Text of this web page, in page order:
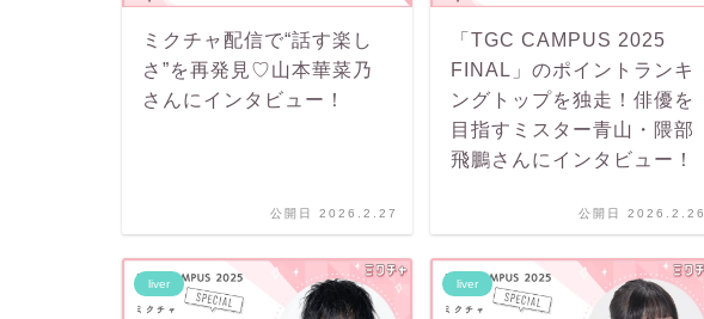
ミクチャ配信で“話す楽し
さ”を再発見♡山本華菜乃
さんにインタビュー！
公開日 2026.2.27
「TGC CAMPUS 2025
FINAL」のポイントランキ
ングトップを独走！俳優を
目指すミスター青山・隈部
飛鵬さんにインタビュー！
公開日 2026.2.26
liver liver